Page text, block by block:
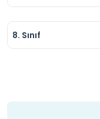
8. Sınıf